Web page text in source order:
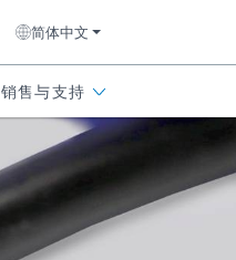
简体中文
销售与支持